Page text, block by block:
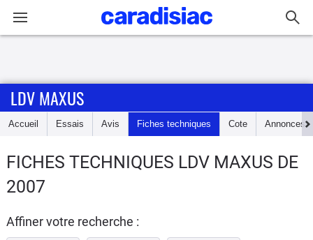
Accueil
Essais
d'achat
LDV MAXUS
Accueil Essais Avis Fiches techniques Cote Annonces
FICHES TECHNIQUES LDV MAXUS DE
2007
Affiner votre recherche :